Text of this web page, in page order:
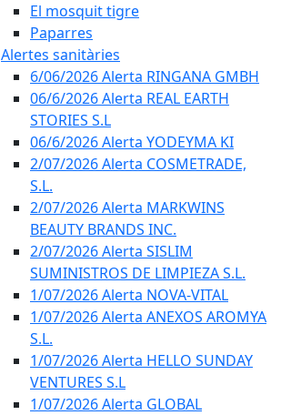
El mosquit tigre
Paparres
Alertes sanitàries
6/06/2026 Alerta RINGANA GMBH
06/6/2026 Alerta REAL EARTH
STORIES S.L
06/6/2026 Alerta YODEYMA KI
2/07/2026 Alerta COSMETRADE,
S.L.
2/07/2026 Alerta MARKWINS
BEAUTY BRANDS INC.
2/07/2026 Alerta SISLIM
SUMINISTROS DE LIMPIEZA S.L.
1/07/2026 Alerta NOVA-VITAL
1/07/2026 Alerta ANEXOS AROMYA
S.L.
1/07/2026 Alerta HELLO SUNDAY
VENTURES S.L
1/07/2026 Alerta GLOBAL